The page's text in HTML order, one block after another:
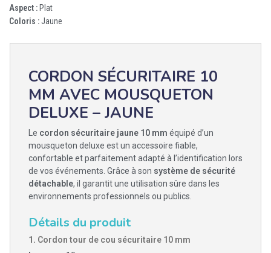
Aspect : Plat
Coloris :Jaune
CORDON SÉCURITAIRE 10
MM AVEC MOUSQUETON
DELUXE – JAUNE
Le cordon sécuritaire jaune 10 mm équipé d’un
mousqueton deluxe est un accessoire fiable,
confortable et parfaitement adapté à l’identification lors
de vos événements. Grâce à son système de sécurité
détachable, il garantit une utilisation sûre dans les
environnements professionnels ou publics.
Détails du produit
1. Cordon tour de cou sécuritaire 10 mm